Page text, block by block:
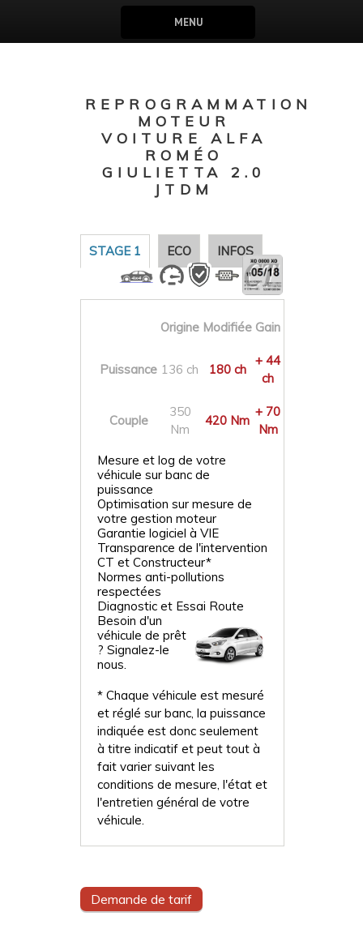
MENU
REPROGRAMMATION
MOTEUR
VOITURE ALFA
ROMÉO
GIULIETTA 2.0
JTDM
STAGE 1 ECO INFOS
Origine Modifiée Gain
Puissance 136 ch 180 ch
+ 44
ch
Couple
350
Nm
420 Nm
+ 70
Nm
Mesure et log de votre
véhicule sur banc de
puissance
Optimisation sur mesure de
votre gestion moteur
Garantie logiciel à VIE
Transparence de l'intervention
CT et Constructeur*
Normes anti-pollutions
respectées
Diagnostic et Essai Route
Besoin d'un
véhicule de prêt
? Signalez-le
nous.
* Chaque véhicule est mesuré
et réglé sur banc, la puissance
indiquée est donc seulement
à titre indicatif et peut tout à
fait varier suivant les
conditions de mesure, l'état et
l'entretien général de votre
véhicule.
Demande de tarif